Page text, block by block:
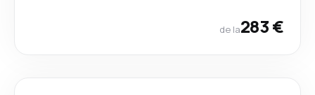
de la283 €